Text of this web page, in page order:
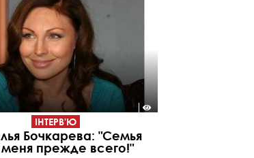
ІНТЕРВ'Ю
Бочкарева: "Семья
меня прежде всего!"